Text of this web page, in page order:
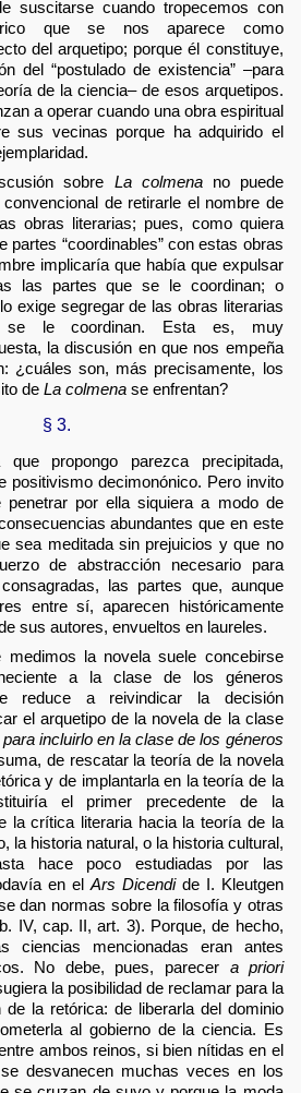
suscitarse cuando tropecemos con
que se nos aparece como
del arquetipo; porque él constituye,
del “postulado de existencia” –para
de la ciencia– de esos arquetipos.
a operar cuando una obra espiritual
sus vecinas porque ha adquirido el
sobre La colmenano puede
de retirarle el nombre de
obras literarias; pues, como quiera
partes “coordinables” con estas obras
implicaría que había que expulsar
las partes que se le coordinan; o
exige segregar de las obras literarias
le coordinan. Esta es, muy
la discusión en que nos empeña
¿cuáles son, más precisamente, los
de La colmenase enfrentan?
§ 3.
propongo parezca precipitada,
positivismo decimonónico. Pero invito
por ella siquiera a modo de
abundantes que en este
sea meditada sin prejuicios y que no
de abstracción necesario para
las partes que, aunque
entre sí, aparecen históricamente
sus autores, envueltos en laureles.
medimos la novela suele concebirse
a la clase de los géneros
reduce a reivindicar la decisión
el arquetipo de la novela de la clase
para incluirlo en la clase de los géneros
de rescatar la teoría de la novela
y de implantarla en la teoría de la
el primer precedente de la
la crítica literaria hacia la teoría de la
la historia natural, o la historia cultural,
hace poco estudiadas por las
en el Ars Dicendide I. Kleutgen
dan normas sobre la filosofía y otras
IV, cap. II, art. 3). Porque, de hecho,
ciencias mencionadas eran antes
No debe, pues, parecer a priori
la posibilidad de reclamar para la
de la retórica: de liberarla del dominio
al gobierno de la ciencia. Es
ambos reinos, si bien nítidas en el
desvanecen muchas veces en los